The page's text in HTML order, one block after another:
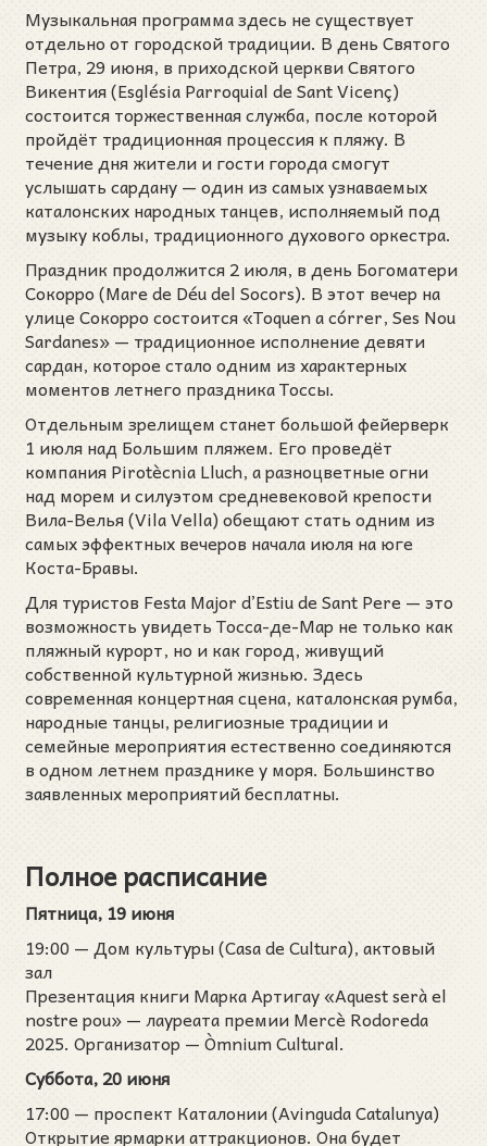
Музыкальная программа здесь не существует
отдельно от городской традиции. В день Святого
Петра, 29 июня, в приходской церкви Святого
Викентия (Església Parroquial de Sant Vicenç)
состоится торжественная служба, после которой
пройдёт традиционная процессия к пляжу. В
течение дня жители и гости города смогут
услышать сардану — один из самых узнаваемых
каталонских народных танцев, исполняемый под
музыку коблы, традиционного духового оркестра.
Праздник продолжится 2 июля, в день Богоматери
Сокорро (Mare de Déu del Socors). В этот вечер на
улице Сокорро состоится «Toquen a córrer, Ses Nou
Sardanes» — традиционное исполнение девяти
сардан, которое стало одним из характерных
моментов летнего праздника Тоссы.
Отдельным зрелищем станет большой фейерверк
1 июля над Большим пляжем. Его проведёт
компания Pirotècnia Lluch, а разноцветные огни
над морем и силуэтом средневековой крепости
Вила-Велья (Vila Vella) обещают стать одним из
самых эффектных вечеров начала июля на юге
Коста-Бравы.
Для туристов Festa Major d’Estiu de Sant Pere — это
возможность увидеть Тосса-де-Мар не только как
пляжный курорт, но и как город, живущий
собственной культурной жизнью. Здесь
современная концертная сцена, каталонская румба,
народные танцы, религиозные традиции и
семейные мероприятия естественно соединяются
в одном летнем празднике у моря. Большинство
заявленных мероприятий бесплатны.
Полное расписание
Пятница, 19 июня
19:00 — Дом культуры (Casa de Cultura), актовый
зал
Презентация книги Марка Артигау «Aquest serà el
nostre pou» — лауреата премии Mercè Rodoreda
2025. Организатор — Òmnium Cultural.
Суббота, 20 июня
17:00 — проспект Каталонии (Avinguda Catalunya)
Открытие ярмарки аттракционов. Она будет